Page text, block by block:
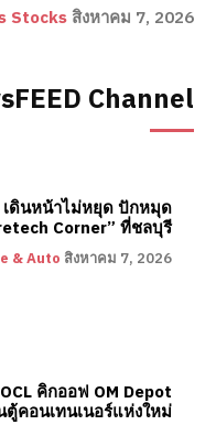
Stocks สิงหาคม 7, 2026
Channel
ดินหน้าไม่หยุด ปักหมุด
Corner” ที่ชลบุรี
& Auto สิงหาคม 7, 2026
คิกออฟ OM Depot
คอนเทนเนอร์แห่งใหม่